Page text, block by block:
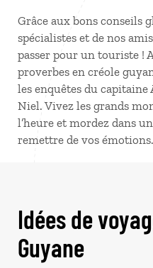
Grâce aux bons conseils
spécialistes et de nos
passer pour un touriste !
proverbes en créole
les enquêtes du
Niel. Vivez les grands
l’heure et mordez dans
remettre de vos émotions.
Idées de
Guyane